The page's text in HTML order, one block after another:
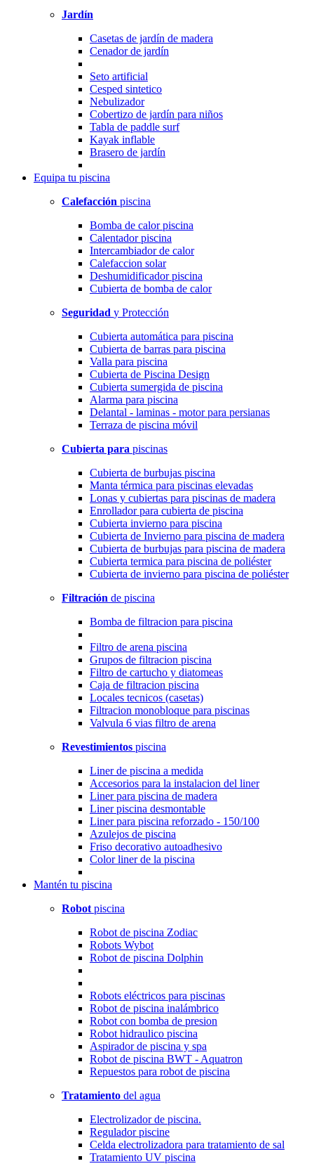
Jardín
Casetas de jardín de madera
Cenador de jardín
Seto artificial
Cesped sintetico
Nebulizador
Cobertizo de jardín para niños
Tabla de paddle surf
Kayak inflable
Brasero de jardín
Equipa tu piscina
Calefacción piscina
Bomba de calor piscina
Calentador piscina
Intercambiador de calor
Calefaccion solar
Deshumidificador piscina
Cubierta de bomba de calor
Seguridad y Protección
Cubierta automática para piscina
Cubierta de barras para piscina
Valla para piscina
Cubierta de Piscina Design
Cubierta sumergida de piscina
Alarma para piscina
Delantal - laminas - motor para persianas
Terraza de piscina móvil
Cubierta para piscinas
Cubierta de burbujas piscina
Manta térmica para piscinas elevadas
Lonas y cubiertas para piscinas de madera
Enrollador para cubierta de piscina
Cubierta invierno para piscina
Cubierta de Invierno para piscina de madera
Cubierta de burbujas para piscina de madera
Cubierta termica para piscina de poliéster
Cubierta de invierno para piscina de poliéster
Filtración de piscina
Bomba de filtracion para piscina
Filtro de arena piscina
Grupos de filtracion piscina
Filtro de cartucho y diatomeas
Caja de filtracion piscina
Locales tecnicos (casetas)
Filtracion monobloque para piscinas
Valvula 6 vias filtro de arena
Revestimientos piscina
Liner de piscina a medida
Accesorios para la instalacion del liner
Liner para piscina de madera
Liner piscina desmontable
Liner para piscina reforzado - 150/100
Azulejos de piscina
Friso decorativo autoadhesivo
Color liner de la piscina
Mantén tu piscina
Robot piscina
Robot de piscina Zodiac
Robots Wybot
Robot de piscina Dolphin
Robots eléctricos para piscinas
Robot de piscina inalámbrico
Robot con bomba de presion
Robot hidraulico piscina
Aspirador de piscina y spa
Robot de piscina BWT - Aquatron
Repuestos para robot de piscina
Tratamiento del agua
Electrolizador de piscina.
Regulador piscine
Celda electrolizadora para tratamiento de sal
Tratamiento UV piscina